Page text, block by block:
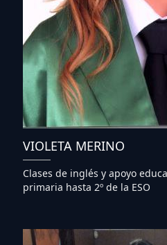
VIOLETA MERINO
Clases de inglés y apoyo
primaria hasta 2º de la ESO